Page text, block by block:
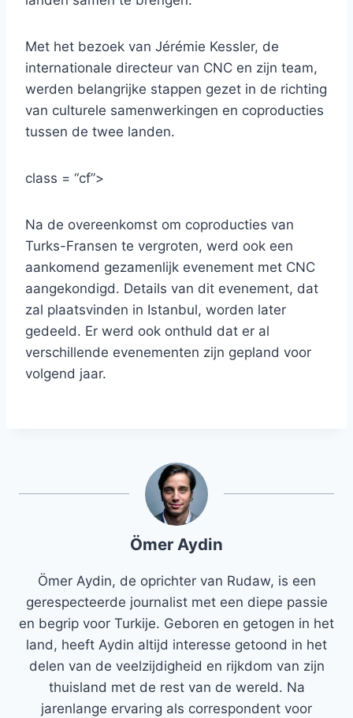
Met het bezoek van Jérémie Kessler, de
internationale directeur van CNC en zijn team,
werden belangrijke stappen gezet in de richting
van culturele samenwerkingen en coproducties
tussen de twee landen.
class = “cf”>
Na de overeenkomst om coproducties van
Turks-Fransen te vergroten, werd ook een
aankomend gezamenlijk evenement met CNC
aangekondigd. Details van dit evenement, dat
zal plaatsvinden in Istanbul, worden later
gedeeld. Er werd ook onthuld dat er al
verschillende evenementen zijn gepland voor
volgend jaar.
Ömer Aydin
Ömer Aydin, de oprichter van Rudaw, is een
gerespecteerde journalist met een diepe passie
en begrip voor Turkije. Geboren en getogen in het
land, heeft Aydin altijd interesse getoond in het
delen van de veelzijdigheid en rijkdom van zijn
thuisland met de rest van de wereld. Na
jarenlange ervaring als correspondent voor